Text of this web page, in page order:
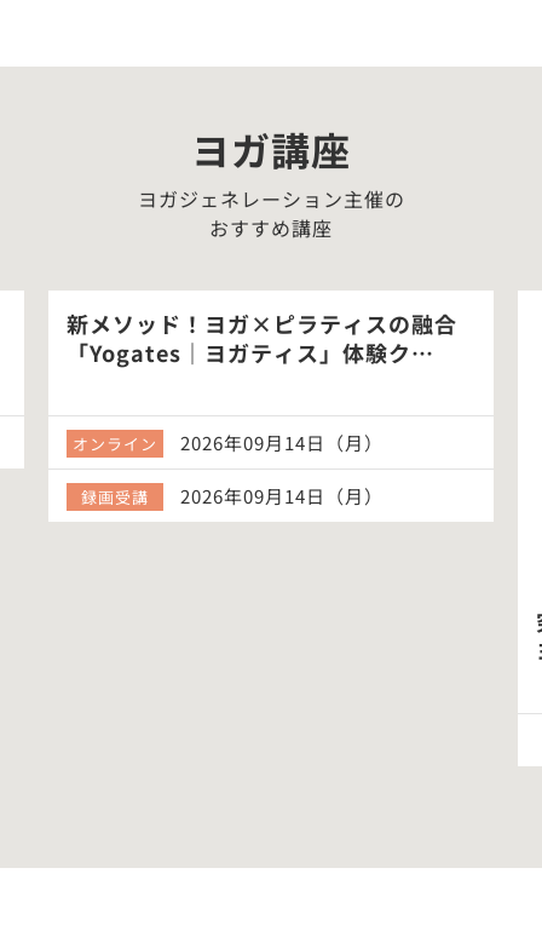
ヨガ講座
ヨガジェネレーション主催の
おすすめ講座
新メソッド！ヨガ×ピラティスの融合
「Yogates｜ヨガティス」体験ク…
オンライン 2026年09月14日（月）
録画受講 2026年09月14日（月）